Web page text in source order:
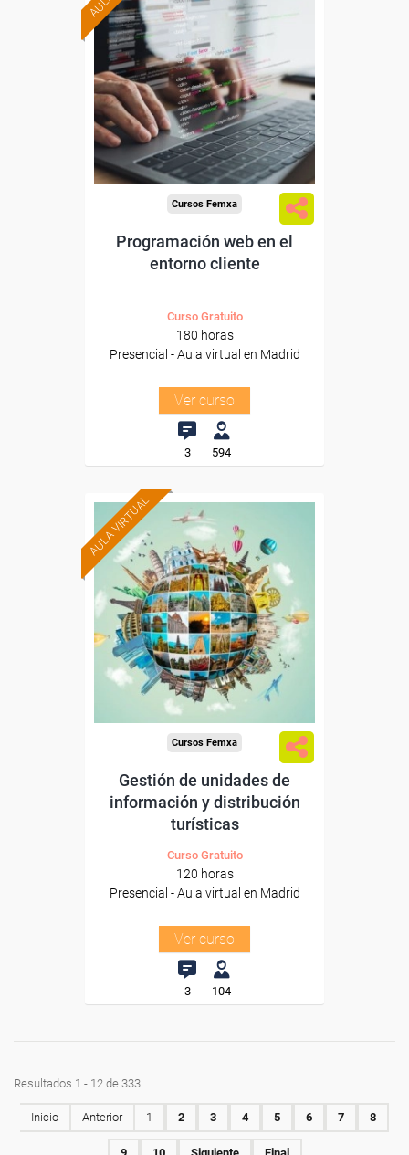
Formación 100%
subvencionada.
Para desempleados,
trabajadores y autónomos.
Para todos los sectores.
Cursos Femxa
Programación web en el
entorno cliente
Curso Gratuito
180 horas
Presencial - Aula virtual en Madrid
Ver curso
3 594
AULA VIRTUAL Formación 100%
subvencionada.
Para desempleados,
trabajadores y autónomos.
Para todos los sectores.
Cursos Femxa
Gestión de unidades de
información y distribución
turísticas
Curso Gratuito
120 horas
Presencial - Aula virtual en Madrid
Ver curso
3 104
Resultados 1 - 12 de 333
Inicio Anterior 1 2 3 4 5 6 7 8